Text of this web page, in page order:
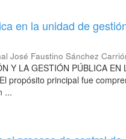
en la unidad de
José Faustino Sánchez
Y LA GESTIÓN PÚBLICA EN
propósito principal fue
...